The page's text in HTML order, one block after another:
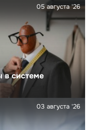
в системе
05 августа '26
03 августа '26